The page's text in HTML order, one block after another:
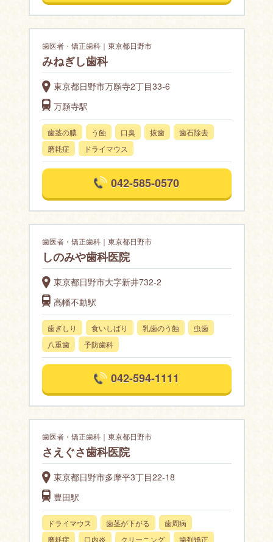
歯医者・矯正歯科｜東京都日野市
みねぎし歯科
東京都日野市万願寺2丁目33-6
万願寺駅
歯茎の膿 う蝕 口臭 抜歯
歯石除去
磨耗症
ドライマウス
042-585-0570
歯医者・矯正歯科｜東京都日野市
しのみや歯科医院
東京都日野市大字新井732-2
高幡不動駅
歯ぎしり 食いしばり 乳歯のう蝕
虫歯
八重歯
予防歯科
042-594-1111
歯医者・矯正歯科｜東京都日野市
さえぐさ歯科医院
東京都日野市多摩平3丁目22-18
豊田駅
ドライマウス 歯茎が下がる
歯周病
磨耗症
口内炎 クリーニング 歯列矯正